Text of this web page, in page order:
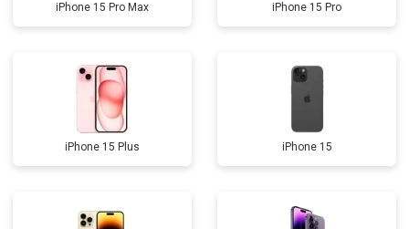
iPhone 15 Pro Max iPhone 15 Pro
iPhone 15 Plus iPhone 15